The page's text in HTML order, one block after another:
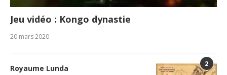
Jeu vidéo : Kongo dynastie
20 mars 2020
2
Royaume Lunda